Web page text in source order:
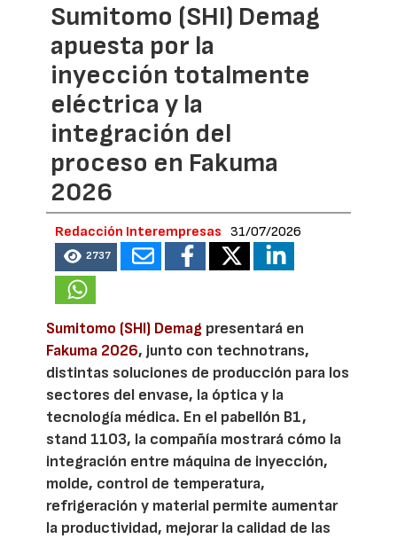
Sumitomo (SHI) Demag
apuesta por la
inyección totalmente
eléctrica y la
integración del
proceso en Fakuma
2026
Redacción Interempresas 31/07/2026
2737
Sumitomo (SHI) Demag presentará en
Fakuma 2026, junto con technotrans,
distintas soluciones de producción para los
sectores del envase, la óptica y la
tecnología médica. En el pabellón B1,
stand 1103, la compañía mostrará cómo la
integración entre máquina de inyección,
molde, control de temperatura,
refrigeración y material permite aumentar
la productividad, mejorar la calidad de las